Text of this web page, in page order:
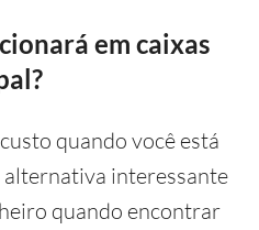
em caixas
quando você está
alternativa interessante
quando encontrar